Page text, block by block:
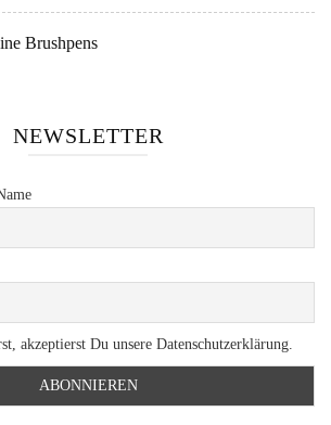
Brushpens
NEWSLETTER
akzeptierst Du unsere Datenschutzerklärung.